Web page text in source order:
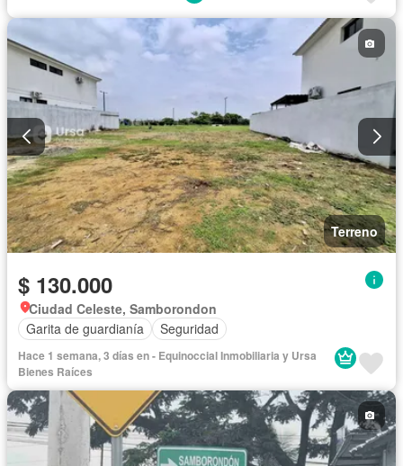
Terreno
$ 130.000
Ciudad Celeste, Samborondon
Garita de guardianía
Seguridad
Hace 1 semana, 3 días en - Equinoccial Inmobiliaria y Ursa
Bienes Raíces